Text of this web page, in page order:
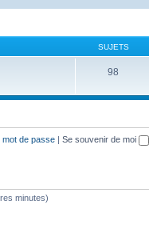
SUJETS
98
mot de passe | Se souvenir de moi
minutes)